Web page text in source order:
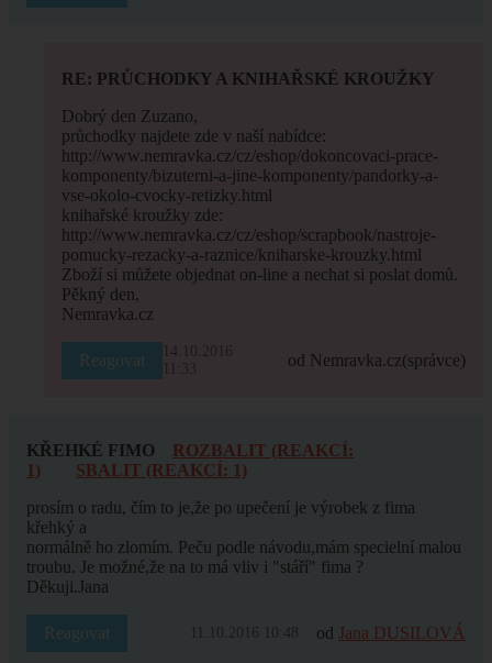
RE: PRŮCHODKY A KNIHAŘSKÉ KROUŽKY
Dobrý den Zuzano,
průchodky najdete zde v naší nabídce:
http://www.nemravka.cz/cz/eshop/dokoncovaci-prace-
komponenty/bizuterni-a-jine-komponenty/pandorky-a-
vse-okolo-cvocky-retizky.html
knihařské kroužky zde:
http://www.nemravka.cz/cz/eshop/scrapbook/nastroje-
pomucky-rezacky-a-raznice/kniharske-krouzky.html
Zboží si můžete objednat on-line a nechat si poslat domů.
Pěkný den,
Nemravka.cz
Reagovat
14.10.2016
od Nemravka.cz(správce)
KŘEHKÉ FIMO
ROZBALIT (REAKCÍ:
1)
SBALIT (REAKCÍ: 1)
prosím o radu, čím to je,že po upečení je výrobek z fima
křehký a
normálně ho zlomím. Peču podle návodu,mám specielní malou
troubu. Je možné,že na to má vliv i "stáří" fima ?
Děkuji.Jana
Reagovat 11.10.2016 10:48 od Jana DUSILOVÁ